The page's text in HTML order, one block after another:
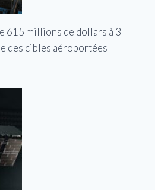
615 millions de dollars à 3
des cibles aéroportées